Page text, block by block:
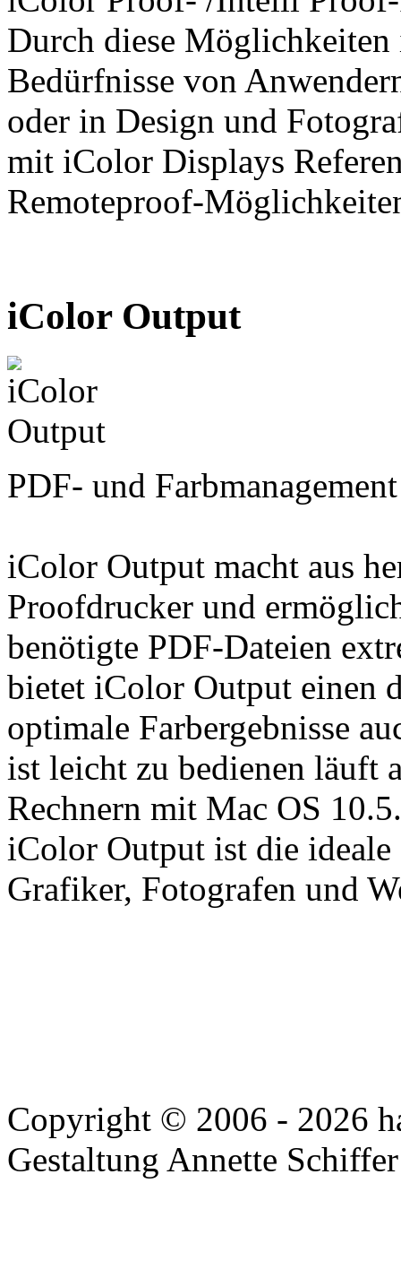
Durch diese
Bedürfnisse von
oder in Design und
mit iColor Displays
Remoteproof-
iColor Output
PDF- und
iColor Output macht aus
Proofdrucker und
benötigte PDF-Dateien
bietet iColor Output einen
optimale Farbergebnisse
ist leicht zu bedienen läuft
Rechnern mit Mac OS 10.5.
iColor Output ist die
Grafiker, Fotografen und
Copyright © 2006 - 2026
Gestaltung Annette